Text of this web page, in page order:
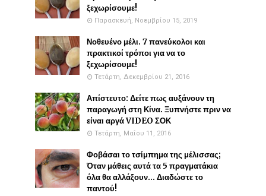
ξεχωρίσουμε!
Παρασκευή, Νοεμβρίου 15, 2019
Νοθευένο μέλι. 7 πανεύκολοι και
πρακτικοί τρόποι για να το
ξεχωρίσουμε!
Τετάρτη, Δεκεμβρίου 21, 2016
Απίστευτο: Δείτε πως αυξάνουν τη
παραγωγή στη Κίνα. Ξυπνήστε πριν να
είναι αργά VIDEO ΣΟΚ
Τετάρτη, Μαΐου 11, 2016
Φοβάσαι το τσίμπημα της μέλισσας;
Όταν μάθεις αυτά τα 5 πραγματάκια
όλα θα αλλάξουν... Διαδώστε το
παντού!